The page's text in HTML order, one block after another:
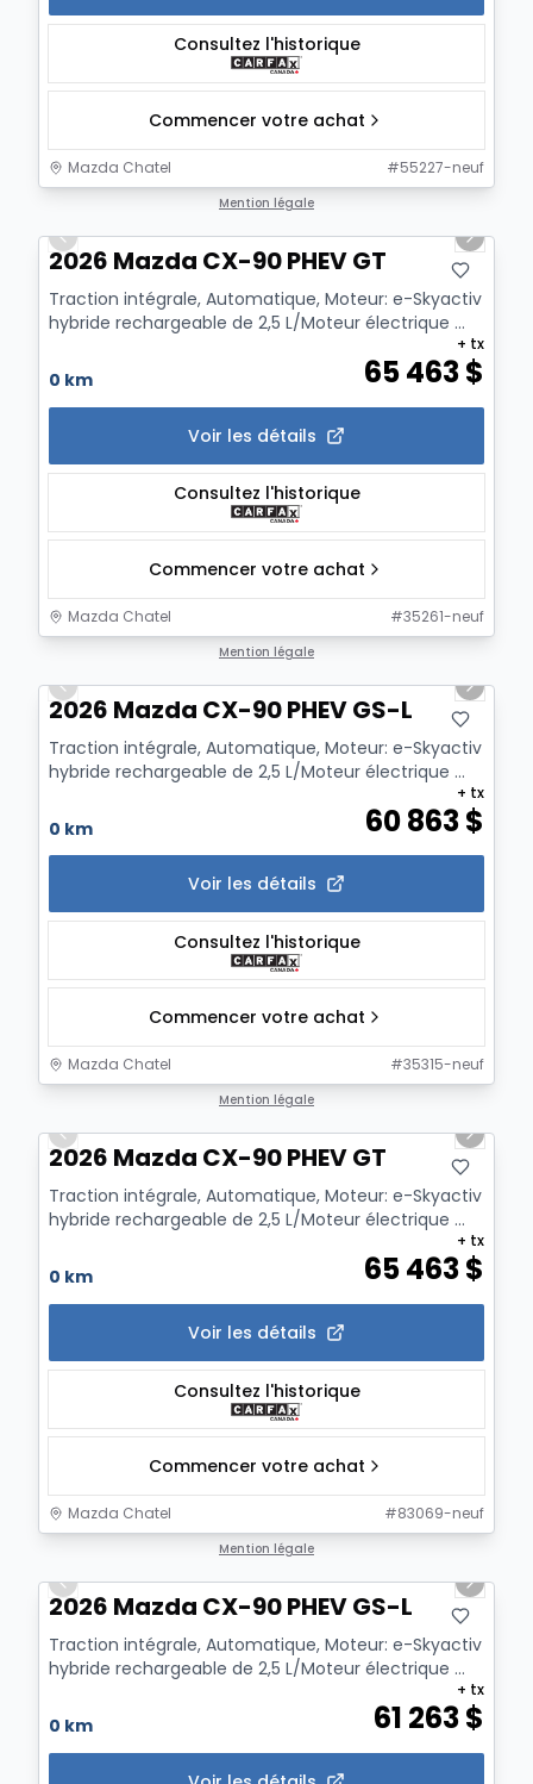
Consultez l'historique
Commencer votre achat
Mazda Chatel #55227-neuf
Mention légale
Previous slide
Next
2026 Mazda CX-90 PHEV GT
Traction intégrale, Automatique, Moteur: e-Skyactiv
hybride rechargeable de 2,5 L/Moteur électrique ...
0 km 65 463$
+ tx
Voir les détails
Consultez l'historique
Commencer votre achat
Mazda Chatel #35261-neuf
Mention légale
Previous slide
Next
2026 Mazda CX-90 PHEV GS-L
Traction intégrale, Automatique, Moteur: e-Skyactiv
hybride rechargeable de 2,5 L/Moteur électrique ...
0 km 60 863$
+ tx
Voir les détails
Consultez l'historique
Commencer votre achat
Mazda Chatel #35315-neuf
Mention légale
Previous slide
Next
2026 Mazda CX-90 PHEV GT
Traction intégrale, Automatique, Moteur: e-Skyactiv
hybride rechargeable de 2,5 L/Moteur électrique ...
0 km 65 463$
+ tx
Voir les détails
Consultez l'historique
Commencer votre achat
Mazda Chatel #83069-neuf
Mention légale
Previous slide
Next
2026 Mazda CX-90 PHEV GS-L
Traction intégrale, Automatique, Moteur: e-Skyactiv
hybride rechargeable de 2,5 L/Moteur électrique ...
0 km 61 263$
+ tx